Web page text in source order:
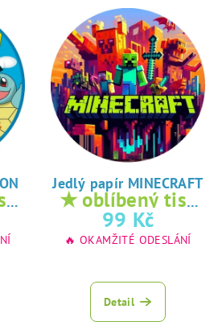
Jedlý papír MINECRAFT
★ oblíbený tisk
na jedlý papír
99 Kč
🔥 OKAMŽITÉ ODESLÁNÍ
Detail